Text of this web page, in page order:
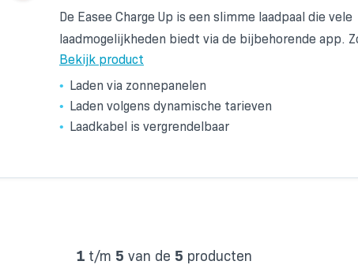
De Easee Charge Up is een slimme laadpaal die vele
laadmogelijkheden biedt via de bijbehorende app.
Bekijk product
Laden via zonnepanelen
Laden volgens dynamische tarieven
Laadkabel is vergrendelbaar
toekomstbestendige laadoplossing met Type 2-
nagenoeg…
Bekijk product
Toekomstbestendig
Standaard RIFD-kaartlezer
Europese A-kwaliteit
Wallbox Pulsar Plus 3-Fase
The compact Wallbox Pulsar Plus has a particularly
attractive design. The charger has a fixed cable
Bekijk product
1 t/m 5 van de 5 producten